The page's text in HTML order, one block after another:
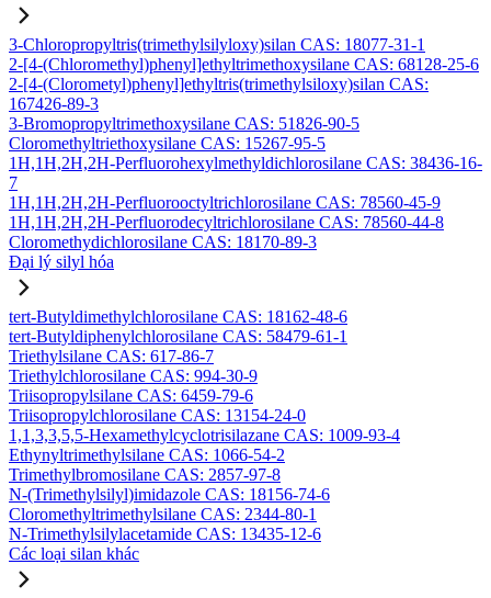
3-Chloropropyltris(trimethylsilyloxy)silan CAS: 18077-31-1
2-[4-(Chloromethyl)phenyl]ethyltrimethoxysilane CAS: 68128-25-6
2-[4-(Clorometyl)phenyl]ethyltris(trimethylsiloxy)silan CAS:
167426-89-3
3-Bromopropyltrimethoxysilane CAS: 51826-90-5
Cloromethyltriethoxysilane CAS: 15267-95-5
1H,1H,2H,2H-Perfluorohexylmethyldichlorosilane CAS: 38436-16-
7
1H,1H,2H,2H-Perfluorooctyltrichlorosilane CAS: 78560-45-9
1H,1H,2H,2H-Perfluorodecyltrichlorosilane CAS: 78560-44-8
Cloromethydichlorosilane CAS: 18170-89-3
Đại lý silyl hóa
tert-Butyldimethylchlorosilane CAS: 18162-48-6
tert-Butyldiphenylchlorosilane CAS: 58479-61-1
Triethylsilane CAS: 617-86-7
Triethylchlorosilane CAS: 994-30-9
Triisopropylsilane CAS: 6459-79-6
Triisopropylchlorosilane CAS: 13154-24-0
1,1,3,3,5,5-Hexamethylcyclotrisilazane CAS: 1009-93-4
Ethynyltrimethylsilane CAS: 1066-54-2
Trimethylbromosilane CAS: 2857-97-8
N-(Trimethylsilyl)imidazole CAS: 18156-74-6
Cloromethyltrimethylsilane CAS: 2344-80-1
N-Trimethylsilylacetamide CAS: 13435-12-6
Các loại silan khác